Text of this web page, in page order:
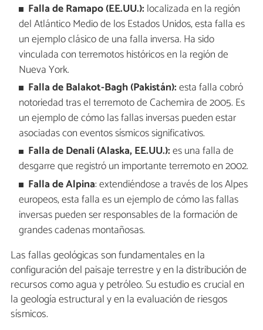
Falla de Ramapo (EE.UU.): localizada en la región
del Atlántico Medio de los Estados Unidos, esta falla es
un ejemplo clásico de una falla inversa. Ha sido
vinculada con terremotos históricos en la región de
Nueva York.
Falla de Balakot-Bagh (Pakistán):esta falla cobró
notoriedad tras el terremoto de Cachemira de 2005. Es
un ejemplo de cómo las fallas inversas pueden estar
asociadas con eventos sísmicos significativos.
Falla de Denali (Alaska, EE.UU.):es una falla de
desgarre que registró un importante terremoto en 2002.
Falla de Alpina: extendiéndose a través de los Alpes
europeos, esta falla es un ejemplo de cómo las fallas
inversas pueden ser responsables de la formación de
grandes cadenas montañosas.
Las fallas geológicas son fundamentales en la
configuración del paisaje terrestre y en la distribución de
recursos como agua y petróleo. Su estudio es crucial en
la geología estructural y en la evaluación de riesgos
sísmicos.